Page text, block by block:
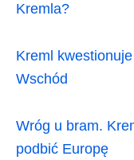
Kremla?
Kreml
Wschód
Wróg u bram.
podbić Europę